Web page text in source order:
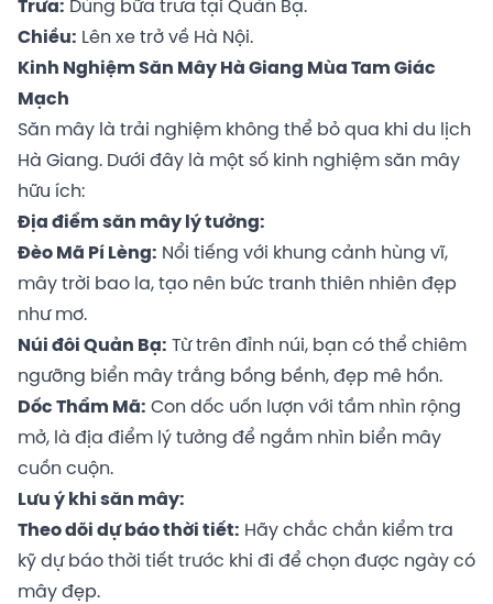
Trưa: Dùng bữa trưa tại Quản Bạ.
Chiều: Lên xe trở về Hà Nội.
Kinh Nghiệm Săn Mây Hà Giang Mùa Tam Giác
Mạch
Săn mây là trải nghiệm không thể bỏ qua khi du lịch
Hà Giang. Dưới đây là một số kinh nghiệm săn mây
hữu ích:
Địa điểm săn mây lý tưởng:
Đèo Mã Pí Lèng: Nổi tiếng với khung cảnh hùng vĩ,
mây trời bao la, tạo nên bức tranh thiên nhiên đẹp
như mơ.
Núi đôi Quản Bạ: Từ trên đỉnh núi, bạn có thể chiêm
ngưỡng biển mây trắng bồng bềnh, đẹp mê hồn.
Dốc Thẩm Mã: Con dốc uốn lượn với tầm nhìn rộng
mở, là địa điểm lý tưởng để ngắm nhìn biển mây
cuồn cuộn.
Lưu ý khi săn mây:
Theo dõi dự báo thời tiết: Hãy chắc chắn kiểm tra
kỹ dự báo thời tiết trước khi đi để chọn được ngày có
mây đẹp.